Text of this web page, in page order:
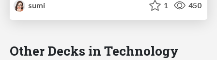
sumi
1 450
Other Decks in Technology